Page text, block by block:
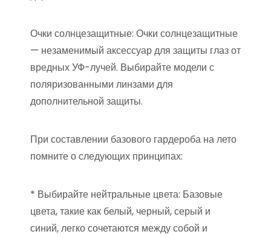
Очки солнцезащитные: Очки солнцезащитные
— незаменимый аксессуар для защиты глаз от
вредных УФ-лучей. Выбирайте модели с
поляризованными линзами для
дополнительной защиты.
При составлении базового гардероба на лето
помните о следующих принципах:
* Выбирайте нейтральные цвета: Базовые
цвета, такие как белый, черный, серый и
синий, легко сочетаются между собой и